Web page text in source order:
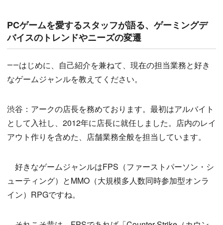
PCゲームを愛するスタッフが語る、ゲーミングデ
バイスのトレンドやニーズの変遷
――はじめに、自己紹介を兼ねて、現在の担当業務と好き
なゲームジャンルを教えてください。
渋谷：アークの店長を務めております。最初はアルバイト
として入社し、2012年に店長に就任しました。店内のレイ
アウト作りを含めた、店舗業務全般を担当しています。
好きなゲームジャンルはFPS（ファーストパーソン・シ
ューティング）とMMO（大規模多人数同時参加型オンラ
イン）RPGですね。